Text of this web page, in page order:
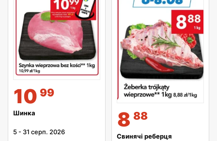
10 99
Шинка
5 - 31 серп. 2026
8 88
Свинячі реберця